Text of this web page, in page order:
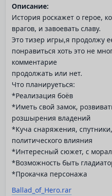
Описание:
История роскажет о герое,
врагов, и завоевать славу.
Это тизер игры,я продолжу
понравиться хоть это не
комментарие
продолжать или нет.
Что планируеться:
*Реализация боёв
*Иметь свой замок,
розшырения владений
*Куча снаряжения,
политического влияния
*Интересный сюжет, с
*Возможность быть
*Прокачка персонажа
Ballad_of_Hero.rar